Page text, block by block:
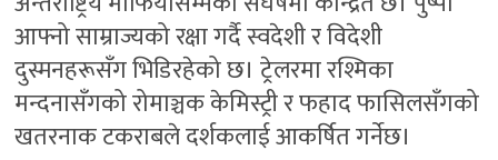
आफ्नो साम्राज्यको रक्षा गर्दै स्वदेशी र विदेशी
दुस्मनहरूसँग भिडिरहेको छ। ट्रेलरमा रश्मिका
मन्दनासँगको रोमाञ्चक केमिस्ट्री र फहाद फासिलसँगको
खतरनाक टकराबले दर्शकलाई आकर्षित गर्नेछ।